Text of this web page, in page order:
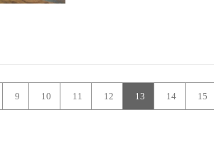
9 10 11 12 13 14 15